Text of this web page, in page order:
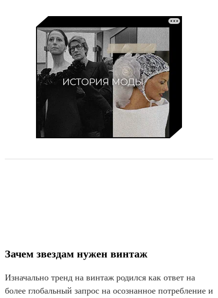
Зачем звездам нужен винтаж
Изначально тренд на винтаж родился как ответ на
более глобальный запрос на осознанное потребление и